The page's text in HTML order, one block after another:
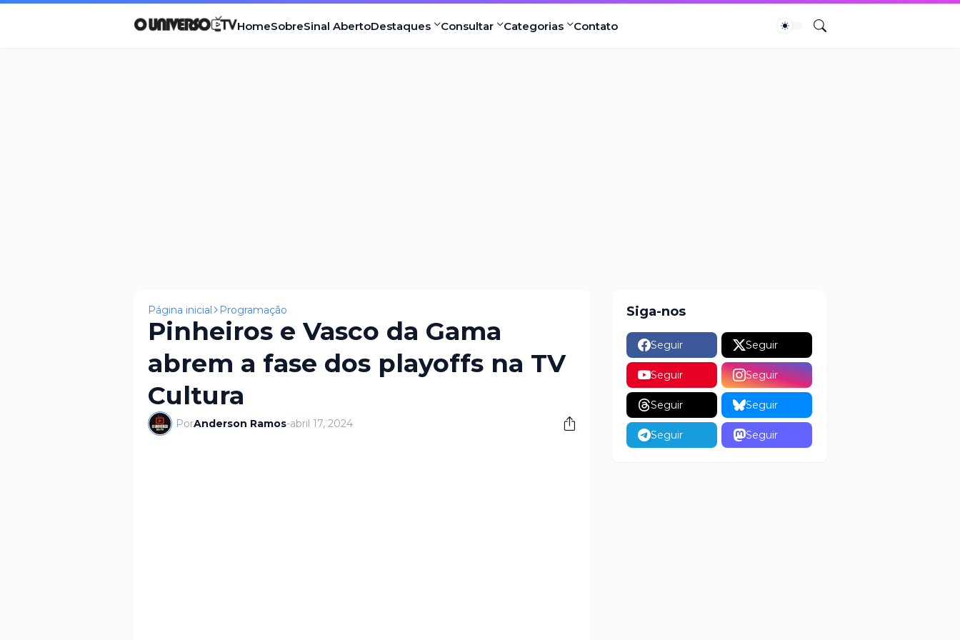
HomeSobreSinal AbertoDestaques Consultar Categorias Contato
Página inicial Programação
Pinheiros e Vasco da Gama
abrem a fase dos playoffs na TV
Cultura
PorAnderson Ramos-abril 17, 2024
Siga-nos
Seguir Seguir
Seguir Seguir
Seguir Seguir
Seguir Seguir